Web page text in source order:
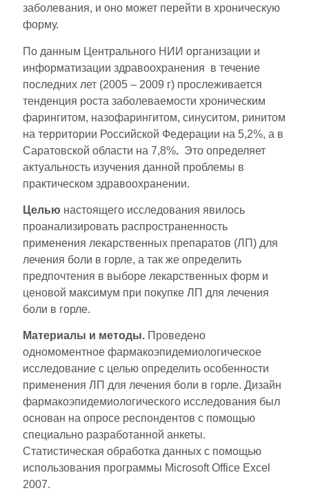
заболевания, и оно может перейти в хроническую
форму.
По данным Центрального НИИ организации и
информатизации здравоохранения в течение
последних лет (2005 – 2009 г) прослеживается
тенденция роста заболеваемости хроническим
фарингитом, назофарингитом, синуситом, ринитом
на территории Российской Федерации на 5,2%, а в
Саратовской области на 7,8%. Это определяет
актуальность изучения данной проблемы в
практическом здравоохранении.
Целью настоящего исследования явилось
проанализировать распространенность
применения лекарственных препаратов (ЛП) для
лечения боли в горле, а так же определить
предпочтения в выборе лекарственных форм и
ценовой максимум при покупке ЛП для лечения
боли в горле.
Материалы и методы. Проведено
одномоментное фармакоэпидемиологическое
исследование с целью определить особенности
применения ЛП для лечения боли в горле. Дизайн
фармакоэпидемиологического исследования был
основан на опросе респондентов с помощью
специально разработанной анкеты.
Статистическая обработка данных с помощью
использования программы Microsoft Office Excel
2007.